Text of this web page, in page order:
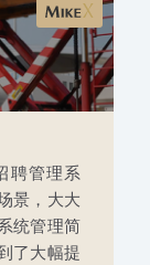
聘管理系
景，大大
统管理简
了大幅提